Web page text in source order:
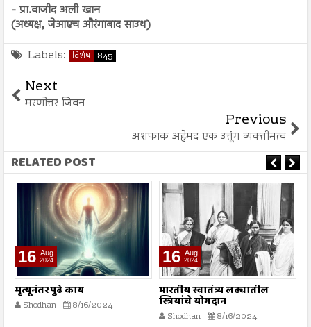
- प्रा.वाजीद अली खान
(अध्यक्ष, जेआएच औरंगाबाद साउथ)
Labels: विशेष 845
Next
मरणोत्तर जिवन
Previous
अशफाक अहेमद एक उत्तूंग व्यक्तीमत्व
RELATED POST
16 Aug
2024
मृत्यूनंतर पुढे काय
Shodhan 8/16/2024
16 Aug
2024
भारतीय स्वातंत्र्य लढ्यातील
स्त्रियांचे योगदान
Shodhan 8/16/2024